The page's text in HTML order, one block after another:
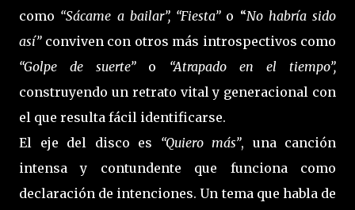
como “Sácame a bailar”, “Fiesta”o “No habría sido
así”conviven con otros más introspectivos como
“Golpe de suerte” o “Atrapado en el tiempo”,
construyendo un retrato vital y generacional con
el que resulta fácil identificarse.
El eje del disco es “Quiero más”, una canción
intensa y contundente que funciona como
declaración de intenciones. Un tema que habla de